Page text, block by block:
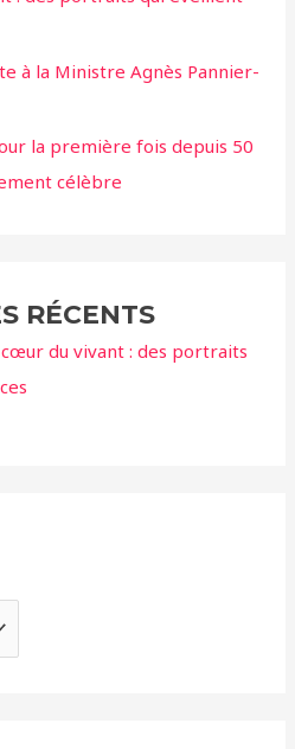
à la Ministre Agnès Pannier-
la première fois depuis 50
célèbre
RÉCENTS
cœur du vivant : des portraits